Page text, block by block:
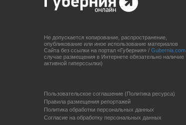
Не допускается копирование, распространение,
опубликование или иное использование материалов
Сайта без ссылки на портал «Губерния» / Gubernia.com
случае размещения в Интернете обязательно наличие
активной гиперссылки)
Пользовательское соглашение (Политика ресурса)
Правила размещения репортажей
Политика обработки персональных данных
Согласие на обработку персональных данных